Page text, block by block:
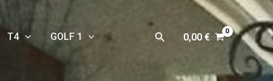
T4 GOLF 1 Rechercher
0,00 €